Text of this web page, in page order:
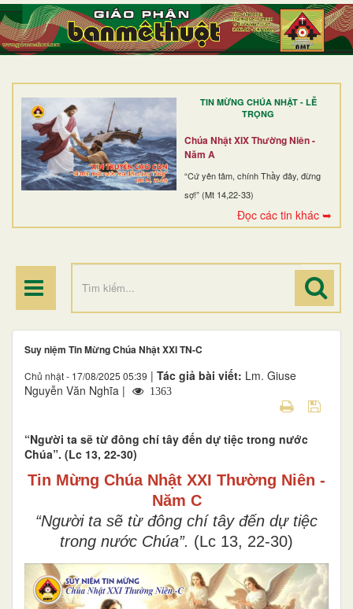
TIN MỪNG CHÚA NHẬT - LỄ
TRỌNG
Chúa Nhật XIX Thường Niên -
Năm A
“Cứ yên tâm, chính Thầy đây, đừng
sợ!” (Mt 14,22-33)
Đọc các tin khác ➥
TRANG NHẤT
GIỚI THIỆU
DÒNG TU
BAN MỤC VỤ
ĐOÀN THỂ CG
ĐIỂM HÀNH HƯƠNG
Suy niệm Tin Mừng Chúa Nhật XXI TN-C
Chủ nhật - 17/08/2025 05:39 | Tác giả bài viết: Lm. Giuse
Nguyễn Văn Nghĩa |
1363
“Người ta sẽ từ đông chí tây đến dự tiệc trong nước
Chúa”. (Lc 13, 22-30)
Tin Mừng ChúaNhật XXI Thường Niên -
Năm C
“Người ta sẽ từ đông chí tây đến dự tiệc
trong nước Chúa”. (Lc 13, 22-30)